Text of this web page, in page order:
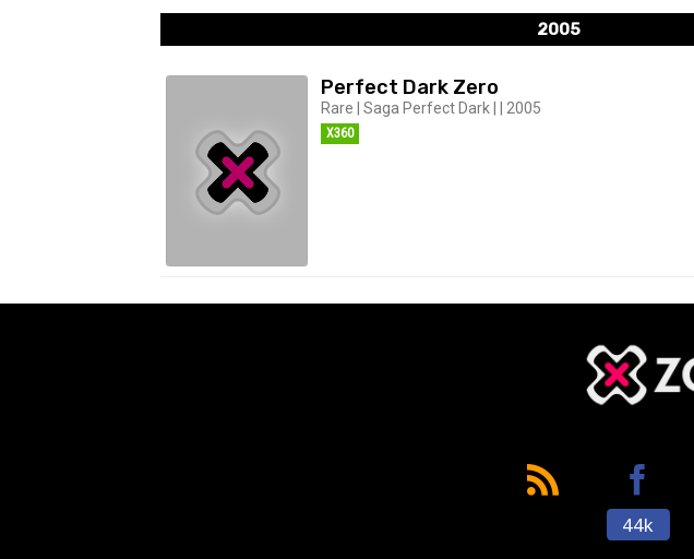
2005
Perfect Dark Zero
Rare | Saga Perfect Dark | | 2005
X360
44k